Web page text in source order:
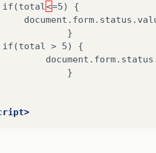
if(total <=5)
if(total
> 5)
}